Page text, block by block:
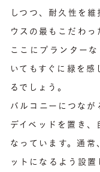
しつつ、耐久性を
ウスの最もこだわっ
ここにプランター
いてもすぐに緑を
るでしょう。
バルコニーにつなが
デイベッドを置き、
なっています。通常
ットになるよう設